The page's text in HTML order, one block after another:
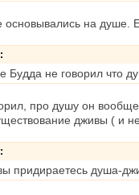
основывались на душе.
Будда не говорил что
про душу он
дживы ( и
придираетесь душа-